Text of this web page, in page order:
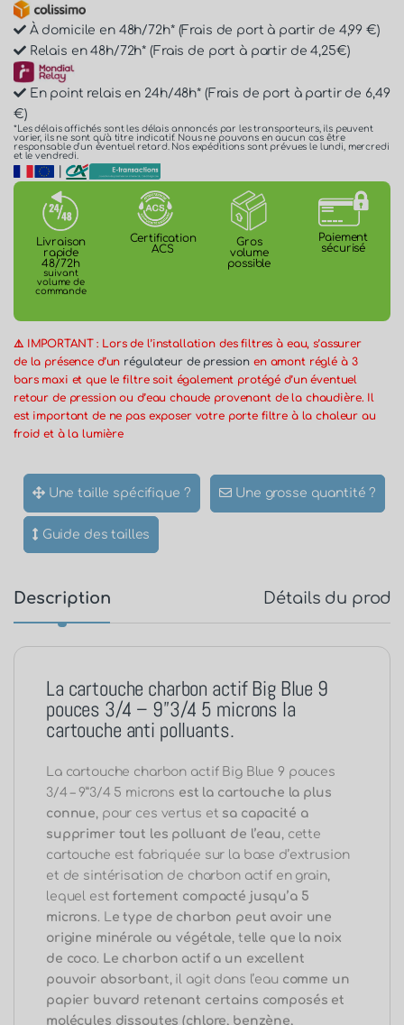
À domicile en 48h/72h* (Frais de port à partir de 4,99 €)
Relais en 48h/72h* (Frais de port à partir de 4,25€)
En point relais en 24h/48h* (Frais de port à partir de 6,49
€)
*Les délais affichés sont les délais annoncés par les transporteurs, ils peuvent
varier, ils ne sont qu'à titre indicatif. Nous ne pouvons en aucun cas être
responsable d'un éventuel retard. Nos expéditions sont prévues le lundi, mercredi
et le vendredi.
Livraison
rapide
48/72h
suivant
volume de
commande
Certification
ACS
Gros
volume
possible
Paiement
sécurisé
⚠️ IMPORTANT : Lors de l’installation des filtres à eau, s’assurer
de la présence d’un régulateur de pression en amont réglé à 3
bars maxi et que le filtre soit également protégé d’un éventuel
retour de pression ou d’eau chaude provenant de la chaudière. Il
est important de ne pas exposer votre porte filtre à la chaleur au
froid et à la lumière
Une taille spécifique ? Une grosse quantité ?
Guide des tailles
Description Détails du
La cartouche charbon actif Big Blue 9
pouces 3/4 – 9”3/4 5 microns la
cartouche anti polluants.
La cartouche charbon actif Big Blue 9 pouces
3/4 – 9”3/4 5 microns est la cartouche la plus
connue, pour ces vertus et sa capacité a
supprimer tout les polluant de l’eau, cette
cartouche est fabriquée sur la base d’extrusion
et de sintérisation de charbon actif en grain,
lequel estfortement compacté jusqu’a 5
microns. Le type de charbon peut avoir une
origine minérale ou végétale, telle que la noix
de coco. Le charbon actif a un excellent
pouvoir absorbant, il agit dans l’eau comme un
papier buvard retenant certains composés et
molécules dissoutes (chlore, benzène,